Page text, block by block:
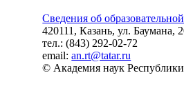
Сведения об
420111, Казань, ул. Баумана,
тел.: (843) 292-02-72
email:an.rt@tatar.ru
© Академия наук